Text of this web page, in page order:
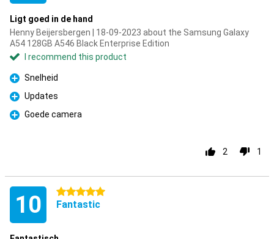
Ligt goed in de hand
Henny Beijersbergen | 18-09-2023 about the Samsung Galaxy
A54 128GB A546 Black Enterprise Edition
I recommend this product
Pro
Snelheid
Pro
Updates
Pro
Goede camera
2 1
10 5 stars
Fantastic